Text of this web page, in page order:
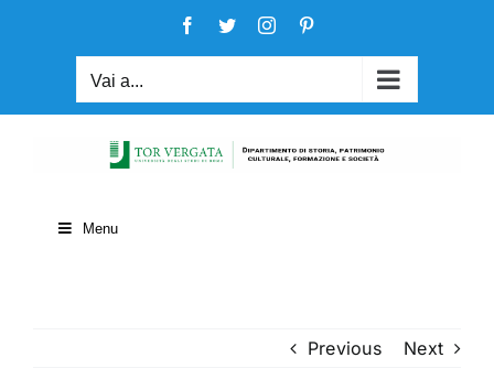
Facebook
TwitterInstagram
Vai a...
Menu
Previous Next